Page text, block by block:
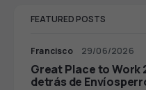
FEATURED POSTS
Francisco 29/06/2026
Great Place to Work
detrás de